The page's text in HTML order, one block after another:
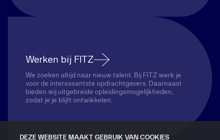
DEZE WEBSITE MAAKT GEBRUIK VAN COOKIES
Werken bij FITZ
We zoeken altijd naar nieuw talent. Bij FITZ werk je
voor de interessantste opdrachtgevers. Daarnaast
bieden wij uitgebreide opleidingsmogelijkheden,
zodat je je blijft ontwikkelen.